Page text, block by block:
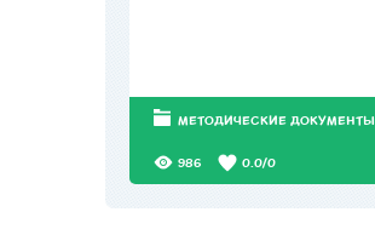
МЕТОДИЧЕСКИЕ ДОКУМЕНТЫ
986 0.0/0